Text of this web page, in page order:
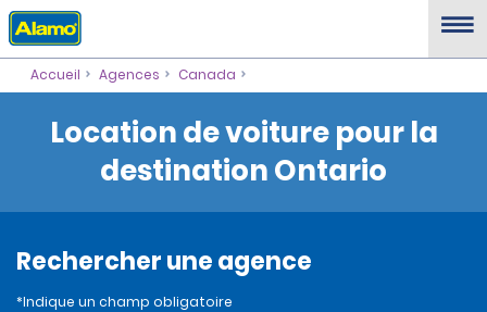
Accueil Agences Canada
Location de voiture pour la
destination Ontario
Rechercher une agence
*Indique un champ obligatoire